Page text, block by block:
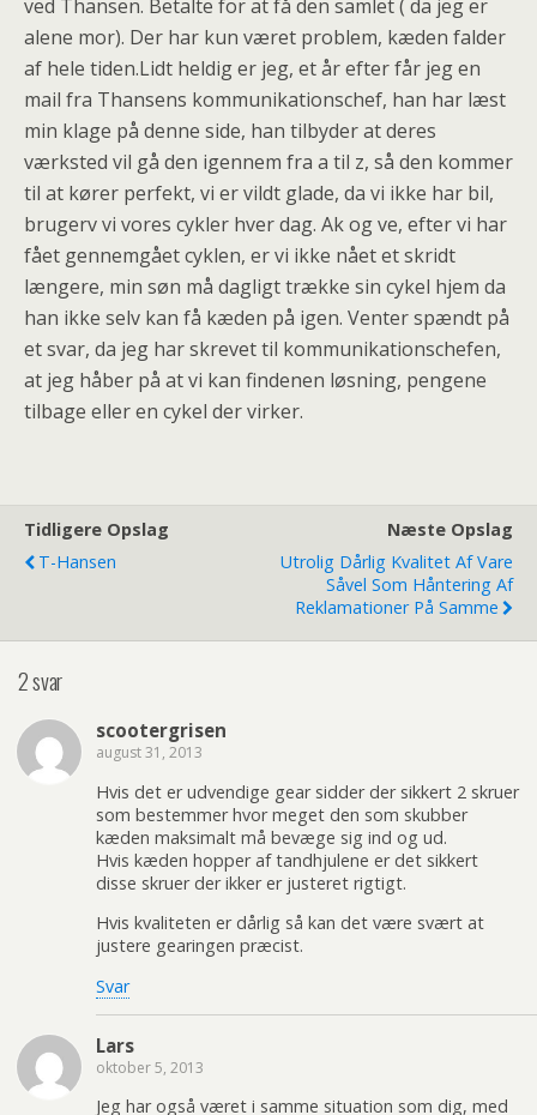
ved Thansen. Betalte for at få den samlet ( da jeg er
alene mor). Der har kun været problem, kæden falder
af hele tiden.Lidt heldig er jeg, et år efter får jeg en
mail fra Thansens kommunikationschef, han har læst
min klage på denne side, han tilbyder at deres
værksted vil gå den igennem fra a til z, så den kommer
til at kører perfekt, vi er vildt glade, da vi ikke har bil,
brugerv vi vores cykler hver dag. Ak og ve, efter vi har
fået gennemgået cyklen, er vi ikke nået et skridt
længere, min søn må dagligt trække sin cykel hjem da
han ikke selv kan få kæden på igen. Venter spændt på
et svar, da jeg har skrevet til kommunikationschefen,
at jeg håber på at vi kan findenen løsning, pengene
tilbage eller en cykel der virker.
Tidligere Opslag
T-Hansen
Næste Opslag
Utrolig Dårlig Kvalitet Af Vare
Såvel Som Håntering Af
Reklamationer På Samme
2 svar
scootergrisen
august 31, 2013
Hvis det er udvendige gear sidder der sikkert 2 skruer
som bestemmer hvor meget den som skubber
kæden maksimalt må bevæge sig ind og ud.
Hvis kæden hopper af tandhjulene er det sikkert
disse skruer der ikker er justeret rigtigt.
Hvis kvaliteten er dårlig så kan det være svært at
justere gearingen præcist.
Svar
Lars
oktober 5, 2013
Jeg har også været i samme situation som dig, med